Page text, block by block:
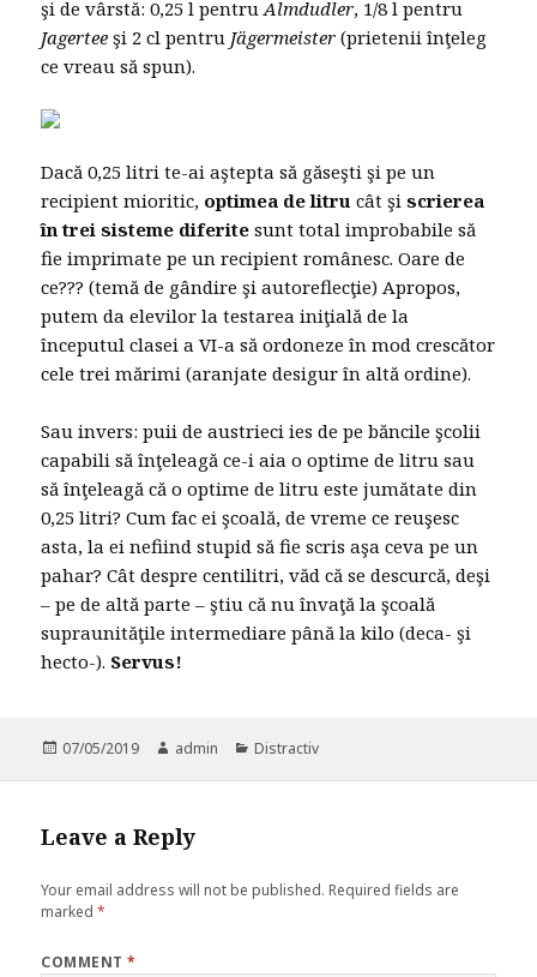
şi de vârstă: 0,25 l pentruAlmdudler, 1/8 l pentru
Jagertee şi 2 cl pentru Jägermeister (prietenii înţeleg
ce vreau să spun).
Dacă 0,25 litri te-ai aştepta să găseşti şi pe un
recipient mioritic, optimea de litru cât şiscrierea
în trei sisteme diferite sunt total improbabile să
fie imprimate pe un recipient românesc. Oare de
ce??? (temă de gândire şi autoreflecţie) Apropos,
putem da elevilor la testarea iniţială de la
începutul clasei a VI-a să ordoneze în mod crescător
cele trei mărimi (aranjate desigur în altă ordine).
Sau invers: puii de austrieci ies de pe băncile şcolii
capabili să înţeleagă ce-i aia o optime de litru sau
să înţeleagă că o optime de litru este jumătate din
0,25 litri? Cum fac ei şcoală, de vreme ce reuşesc
asta, la ei nefiind stupid să fie scris aşa ceva pe un
pahar? Cât despre centilitri, văd că se descurcă, deşi
– pe de altă parte – ştiu că nu învaţă la şcoală
supraunităţile intermediare până la kilo (deca- şi
hecto-). Servus!
Posted
07/05/2019 Author
admin Categories
Distractiv
Leave a Reply
Your email address will not be published. Required fields are
marked*
COMMENT*